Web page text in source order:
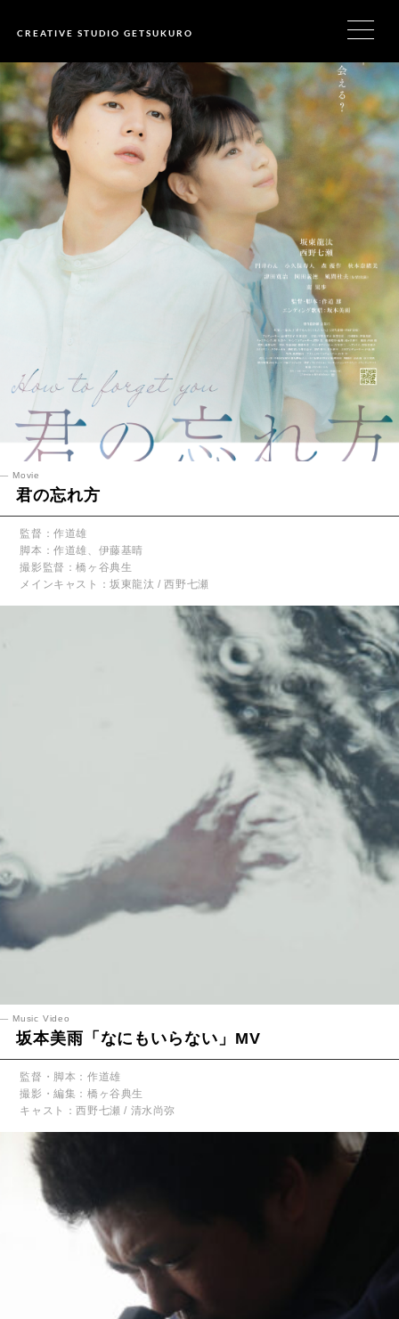
CREATIVE STUDIO GETSUKURO
君の忘れ方
Movie
監督：作道雄
脚本：作道雄、伊藤基晴
撮影監督：橋ヶ谷典生
メインキャスト：坂東龍汰 / 西野七瀬
坂本美雨「なにもいらない」MV
Music Video
監督・脚本：作道雄
撮影・編集：橋ヶ谷典生
キャスト：西野七瀬 / 清水尚弥